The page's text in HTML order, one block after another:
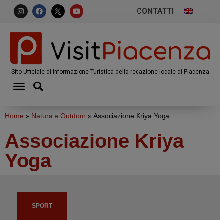
CONTATTI
Sito Ufficiale di Informazione Turistica della redazione locale di Piacenza
Home » Natura e Outdoor » Associazione Kriya Yoga
Associazione Kriya
Yoga
SPORT